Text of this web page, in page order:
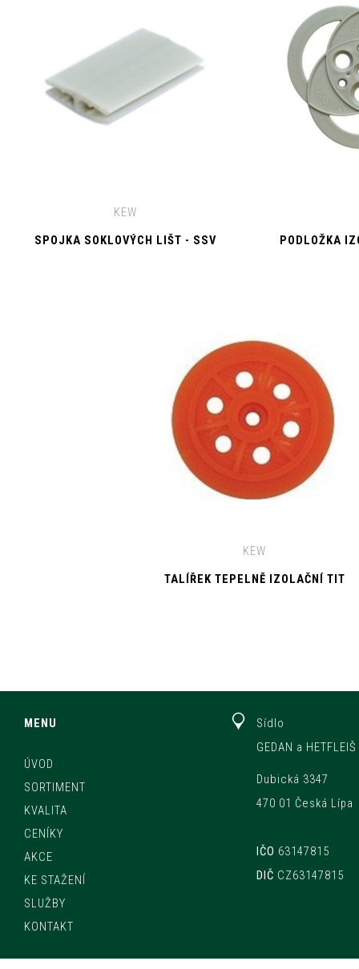
KEW
SPOJKA SOKLOVÝCH LIŠT - SSV
PODLOŽKA
KEW
TALÍŘEK TEPELNĚ IZOLAČNÍ TIT
MENU
ÚVOD
SORTIMENT
KVALITA
CENÍKY
AKCE
KE STAŽENÍ
SLUŽBY
KONTAKT
Sídlo
GEDAN a
Dubická 3347
470 01 Česká Lípa
IČO 63147815
DIČ CZ63147815